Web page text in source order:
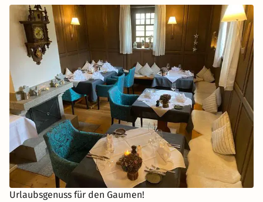
Urlaubsgenuss für den Gaumen!